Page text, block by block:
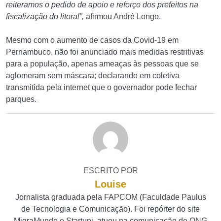
reiteramos o pedido de apoio e reforço dos prefeitos na
fiscalização do litoral”, afirmou André Longo.
Mesmo com o aumento de casos da Covid-19 em
Pernambuco, não foi anunciado mais medidas restritivas
para a população, apenas ameaças às pessoas que se
aglomeram sem máscara; declarando em coletiva
transmitida pela internet que o governador pode fechar
parques.
ESCRITO POR
Louise
Jornalista graduada pela FAPCOM (Faculdade Paulus
de Tecnologia e Comunicação). Foi repórter do site